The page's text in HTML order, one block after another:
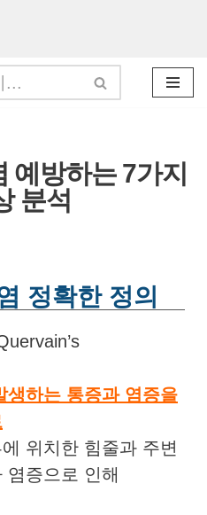
예방하는 7가지
분석
정확한 정의
생하는 통증과 염증을
위치한 힘줄과 주변
염증으로 인해